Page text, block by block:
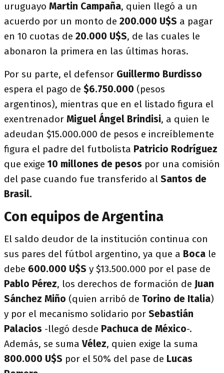
uruguayo Martin Campaña, quien llegó a un
acuerdo por un monto de 200.000 U$S a pagar
en 10 cuotas de 20.000 U$S, de las cuales le
abonaron la primera en las últimas horas.
Por su parte, el defensor Guillermo Burdisso
espera el pago de $6.750.000 (pesos
argentinos), mientras que en el listado figura el
exentrenador Miguel Ángel Brindisi, a quien le
adeudan $15.000.000 de pesos e increíblemente
figura el padre del futbolista Patricio Rodríguez
que exige 10 millones de pesos por una comisión
del pase cuando fue transferido al Santos de
Brasil.
Con equipos de Argentina
El saldo deudor de la institución continua con
sus pares del fútbol argentino, ya que a Boca le
debe 600.000 U$S y $13.500.000 por el pase de
Pablo Pérez, los derechos de formación de Juan
Sánchez Miño (quien arribó de Torino de Italia)
y por el mecanismo solidario por Sebastián
Palacios -llegó desde Pachuca de México-.
Además, se sumaVélez, quien exige la suma
800.000 U$S por el 50% del pase de Lucas